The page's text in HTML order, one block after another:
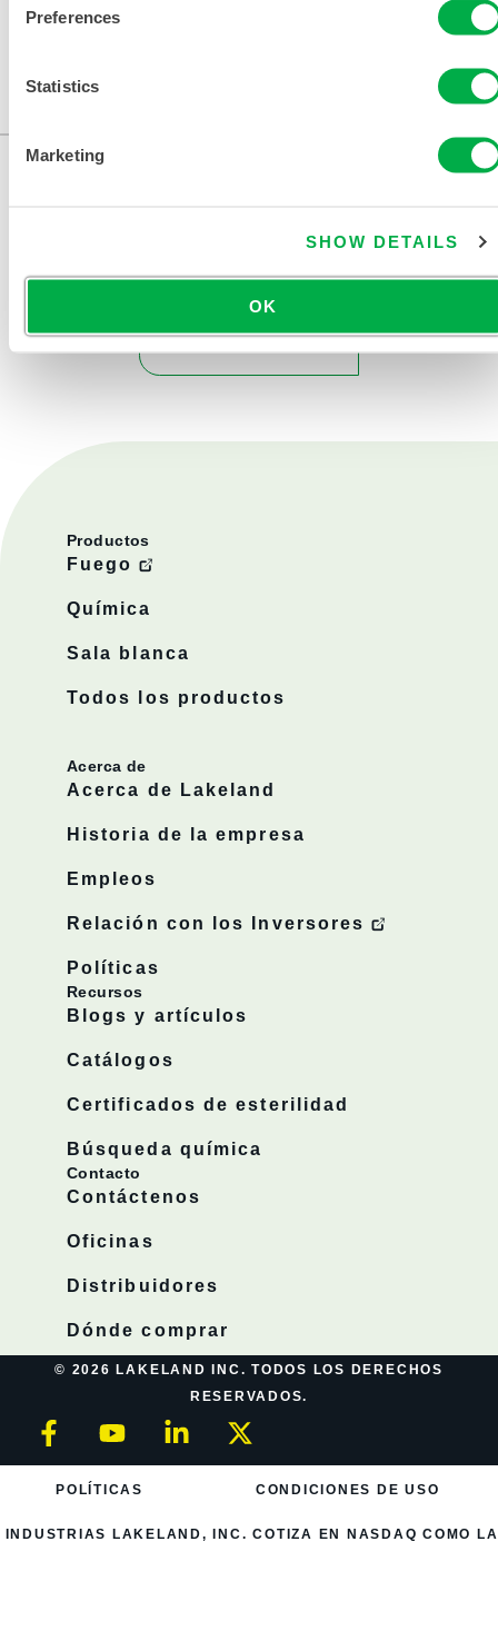
Preferences
Statistics
Marketing
SHOW DETAILS
OK
Productos
Fuego
Química
Sala blanca
Todos los productos
Acerca de
Acerca de Lakeland
Historia de la empresa
Empleos
Relación con los Inversores
Políticas
Recursos
Blogs y artículos
Catálogos
Certificados de esterilidad
Búsqueda química
Contacto
Contáctenos
Oficinas
Distribuidores
Dónde comprar
© 2026 LAKELAND INC. TODOS LOS DERECHOS
RESERVADOS.
POLÍTICAS CONDICIONES DE USO
INDUSTRIAS LAKELAND, INC. COTIZA EN NASDAQ COMO